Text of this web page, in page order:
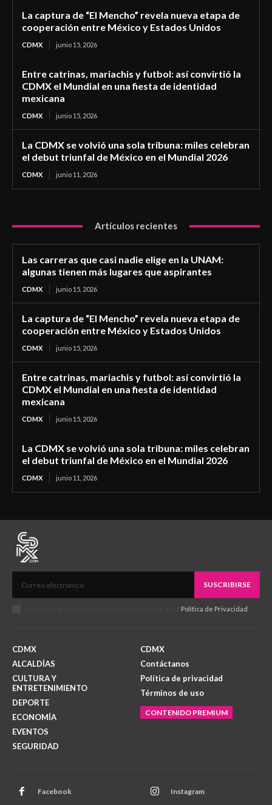
La captura de “El Mencho” revela nueva etapa de
cooperación entre México y Estados Unidos
CDMX junio 15, 2026
Entre catrinas, mariachis y futbol: así convirtió la
CDMX el Mundial en una fiesta de identidad
mexicana
CDMX junio 15, 2026
La CDMX se volvió una sola tribuna: miles celebran
el debut triunfal de México en el Mundial 2026
CDMX junio 11, 2026
Artículos recientes
Las carreras que casi nadie elige en la UNAM:
algunas tienen más lugares que aspirantes
CDMX junio 15, 2026
La captura de “El Mencho” revela nueva etapa de
cooperación entre México y Estados Unidos
CDMX junio 15, 2026
Entre catrinas, mariachis y futbol: así convirtió la
CDMX el Mundial en una fiesta de identidad
mexicana
CDMX junio 15, 2026
La CDMX se volvió una sola tribuna: miles celebran
el debut triunfal de México en el Mundial 2026
CDMX junio 11, 2026
SUSCRIBIRSE
Política de Privacidad
CDMX
ALCALDÍAS
CULTURA Y
ENTRETENIMIENTO
DEPORTE
ECONOMÍA
EVENTOS
SEGURIDAD
CDMX
Contáctanos
Política de privacidad
Términos de uso
CONTENIDO PREMIUM
Facebook Instagram